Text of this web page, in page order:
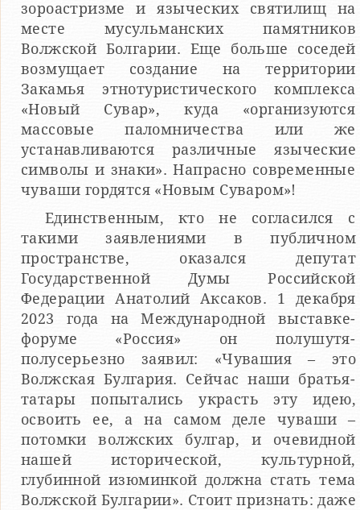
зороастризме и языческих святилищ на
месте мусульманских памятников
Волжской Болгарии. Еще больше соседей
возмущает создание на территории
Закамья этнотуристического комплекса
«Новый Сувар», куда «организуются
массовые паломничества или же
устанавливаются различные языческие
символы и знаки». Напрасно современные
чуваши гордятся «Новым Суваром»!
Единственным, кто не согласился с
такими заявлениями в публичном
пространстве, оказался депутат
Государственной Думы Российской
Федерации Анатолий Аксаков. 1 декабря
2023 года на Международной выставке-
форуме «Россия» он полушутя-
полусерьезно заявил: «Чувашия – это
Волжская Булгария. Сейчас наши братья-
татары попытались украсть эту идею,
освоить ее, а на самом деле чуваши –
потомки волжских булгар, и очевидной
нашей исторической, культурной,
глубинной изюминкой должна стать тема
Волжской Булгарии». Стоит признать: даже